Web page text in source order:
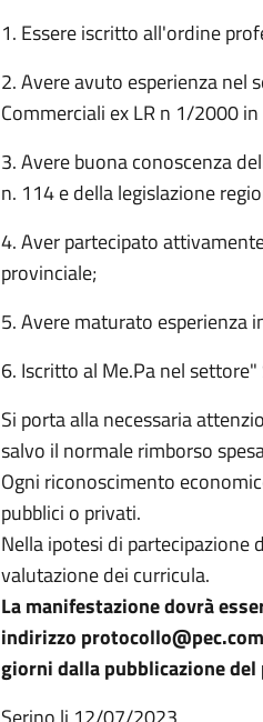
1. Essere iscritto all'ordine
2. Avere avuto esperienza nel
Commerciali ex LR n 1/2000
3. Avere buona conoscenza
n. 114 e della legislazione
4. Aver partecipato
provinciale;
5. Avere maturato esperienza
6. Iscritto al Me.Pa nel
Si porta alla necessaria
salvo il normale rimborso
Ogni riconoscimento
pubblici o privati.
Nella ipotesi di
valutazione dei curricula.
La manifestazione dovrà
indirizzo
giorni dalla pubblicazione